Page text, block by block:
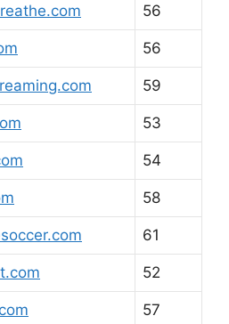
56
56
59
53
54
58
61
52
57